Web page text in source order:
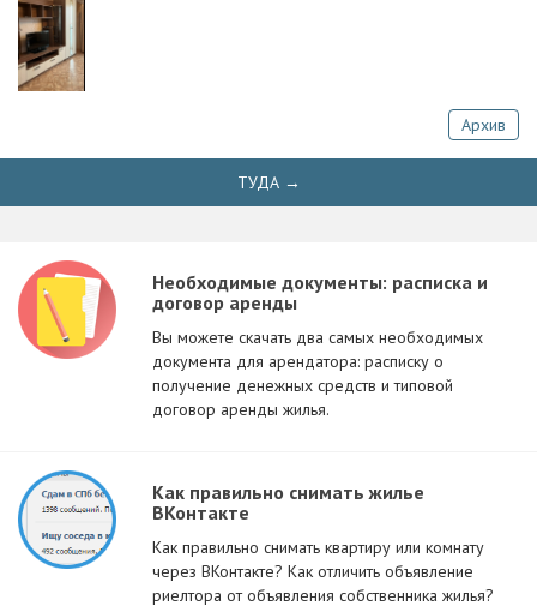
Архив
ТУДА →
Необходимые документы: расписка и
договор аренды
Вы можете скачать два самых необходимых
документа для арендатора: расписку о
получение денежных средств и типовой
договор аренды жилья.
Как правильно снимать жилье
ВКонтакте
Как правильно снимать квартиру или комнату
через ВКонтакте? Как отличить объявление
риелтора от объявления собственника жилья?